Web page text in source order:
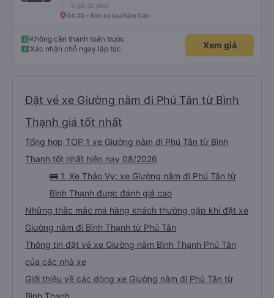
9 giờ 30 phút
04:20 • Bến xe tàu Năm Căn
Không cần thanh toán trước
Xác nhận chỗ ngay lập tức
Xem giá
Đặt vé xe Giường nằm đi Phú Tân từ Bình
Thạnh giá tốt nhất
Tổng hợp TOP 1 xe Giường nằm đi Phú Tân từ Bình
Thạnh tốt nhất hiện nay 08/2026
🚌 1. Xe Thảo Vy: xe Giường nằm đi Phú Tân từ
Bình Thạnh được đánh giá cao
Những thắc mắc mà hàng khách thường gặp khi đặt xe
Giường nằm đi Bình Thạnh từ Phú Tân
Thông tin đặt vé xe Giường nằm Bình Thạnh Phú Tân
của các nhà xe
Giới thiệu về các dòng xe Giường nằm đi Phú Tân từ
Bình Thạnh